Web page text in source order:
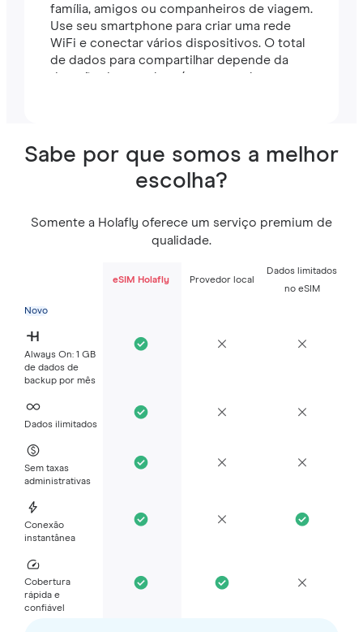
família, amigos ou companheiros de viagem.
Use seu smartphone para criar uma rede
WiFi e conectar vários dispositivos. O total
de dados para compartilhar depende da
duração do seu plano (por exemplo, um
Sabe por que somos a melhor
escolha?
Somente a Holafly oferece um serviço premium de
qualidade.
eSIM Holafly Provedor local
Dados limitados
no eSIM
Novo
Always On: 1 GB
de dados de
backup por mês
Dados ilimitados
Sem taxas
administrativas
Conexão
instantânea
Cobertura
rápida e
confiável